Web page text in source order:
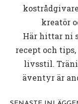
kreatör
Här hittar ni
recept och
livsstil.
äventyr är